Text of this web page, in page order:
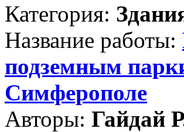
Категория:
Название работы:
подземным
Симферополе
Авторы: Гайдай